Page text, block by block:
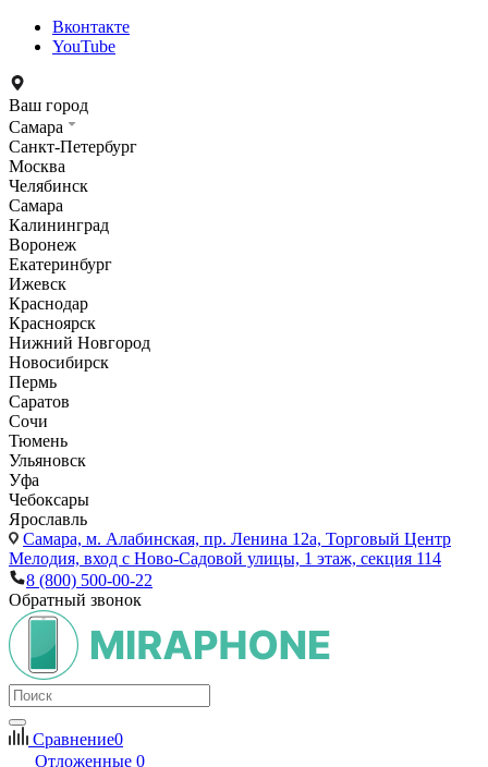
Вконтакте
YouTube
Ваш город
Самара
Санкт-Петербург
Москва
Челябинск
Самара
Калининград
Воронеж
Екатеринбург
Ижевск
Краснодар
Красноярск
Нижний Новгород
Новосибирск
Пермь
Саратов
Сочи
Тюмень
Ульяновск
Уфа
Чебоксары
Ярославль
Самара, м. Алабинская, пр. Ленина 12а, Торговый Центр
Мелодия, вход с Ново-Садовой улицы, 1 этаж, секция 114
8 (800) 500-00-22
Обратный звонок
Сравнение0
Отложенные 0